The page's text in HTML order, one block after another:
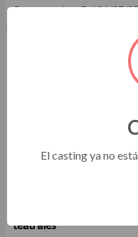
Cortometraje Del 31/07/
Casting actores y
teatrales
El casting ya no